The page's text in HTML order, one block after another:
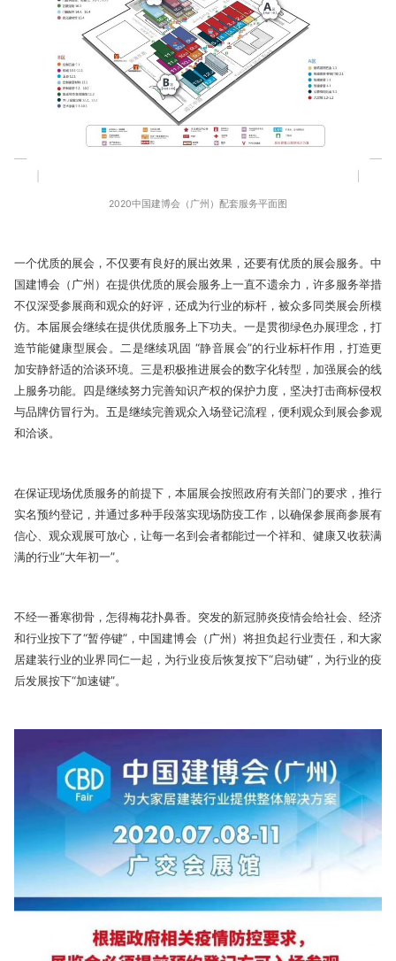
2020中国建博会（广州）配套服务平面图
一个优质的展会，不仅要有良好的展出效果，还要有优质的展会服务。中
国建博会（广州）在提供优质的展会服务上一直不遗余力，许多服务举措
不仅深受参展商和观众的好评，还成为行业的标杆，被众多同类展会所模
仿。本届展会继续在提供优质服务上下功夫。一是贯彻绿色办展理念，打
造节能健康型展会。二是继续巩固 “静音展会”的行业标杆作用，打造更
加安静舒适的洽谈环境。三是积极推进展会的数字化转型，加强展会的线
上服务功能。四是继续努力完善知识产权的保护力度，坚决打击商标侵权
与品牌仿冒行为。五是继续完善观众入场登记流程，便利观众到展会参观
和洽谈。
在保证现场优质服务的前提下，本届展会按照政府有关部门的要求，推行
实名预约登记，并通过多种手段落实现场防疫工作，以确保参展商参展有
信心、观众观展可放心，让每一名到会者都能过一个祥和、健康又收获满
满的行业“大年初一”。
不经一番寒彻骨，怎得梅花扑鼻香。突发的新冠肺炎疫情会给社会、经济
和行业按下了“暂停键”，中国建博会（广州）将担负起行业责任，和大家
居建装行业的业界同仁一起，为行业疫后恢复按下“启动键”，为行业的疫
后发展按下“加速键”。